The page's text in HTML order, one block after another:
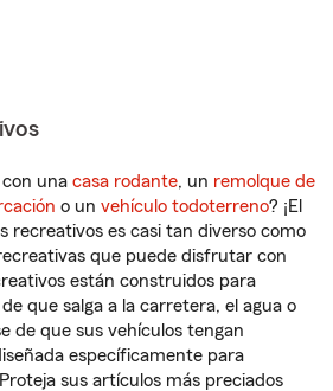
una casa rodante, un remolque de
o un vehículo todoterreno? ¡El
recreativos es casi tan diverso como
que puede disfrutar con
están construidos para
que salga a la carretera, el agua o
de que sus vehículos tengan
específicamente para
sus artículos más preciados